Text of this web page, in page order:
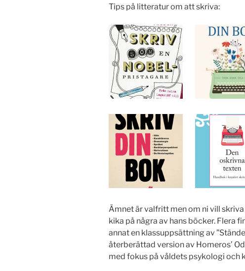
Tips på litteratur om att skriva:
Ämnet är valfritt men om ni vill skriva
kika på några av hans böcker. Flera
annat en klassuppsättning av
återberättad version av Homeros’
med fokus på våldets psykologi och